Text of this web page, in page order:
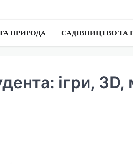
ПРИРОДА САДІВНИЦТВО ТА
ігри, 3D,